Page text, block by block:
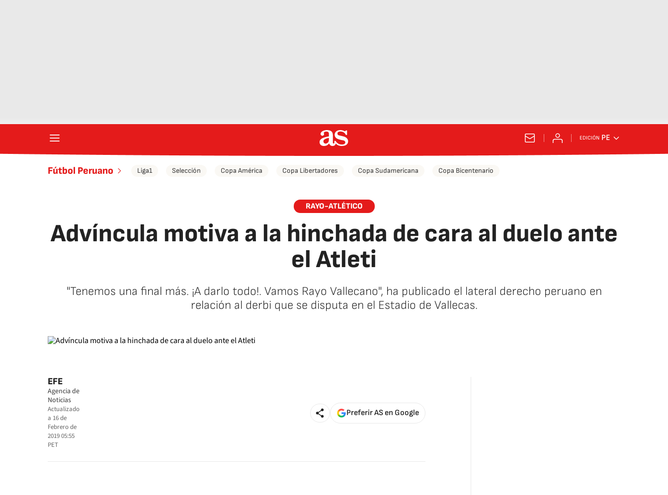
EDICIÓN PE
Fútbol Peruano Liga1 Selección Copa América Copa Libertadores Copa Sudamericana Copa Bicentenario
RAYO-ATLÉTICO
Advíncula motiva a la hinchada de cara al duelo ante
el Atleti
"Tenemos una final más. ¡A darlo todo!. Vamos Rayo Vallecano", ha publicado el lateral derecho peruano en
relación al derbi que se disputa en el Estadio de Vallecas.
EFE
Agencia de
Noticias
Actualizado
a 16 de
Febrero de
2019 05:55
PET
Preferir AS en Google